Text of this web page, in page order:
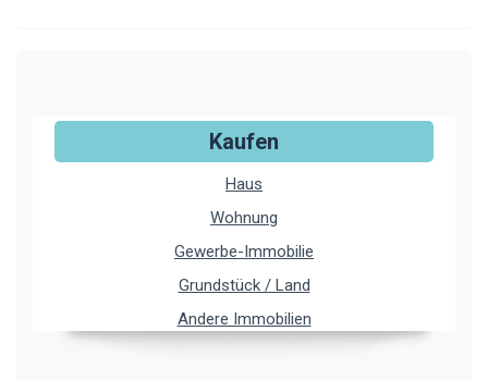
Kaufen
Haus
Wohnung
Gewerbe-Immobilie
Grundstück / Land
Andere Immobilien